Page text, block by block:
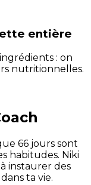
entière
: on
nutritionnelles.
66 jours sont
habitudes. Niki
instaurer des
ta vie.